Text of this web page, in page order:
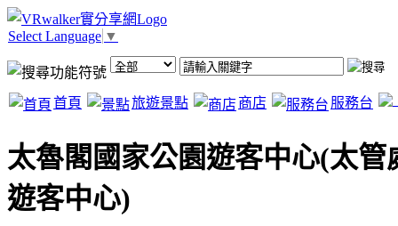
Select Language ▼
首頁 旅遊景點 商店 服務台
太魯閣國家公園遊客中心(太管
遊客中心)